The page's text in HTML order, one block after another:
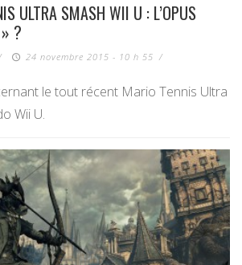
ULTRA SMASH WII U : L’OPUS
?
24 novembre 2015 - 10 h 55 /
le tout récent Mario Tennis Ultra
Wii U.